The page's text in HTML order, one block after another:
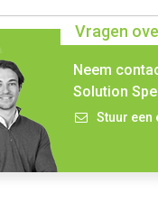
Vragen
Neem
Solution
Stuur een